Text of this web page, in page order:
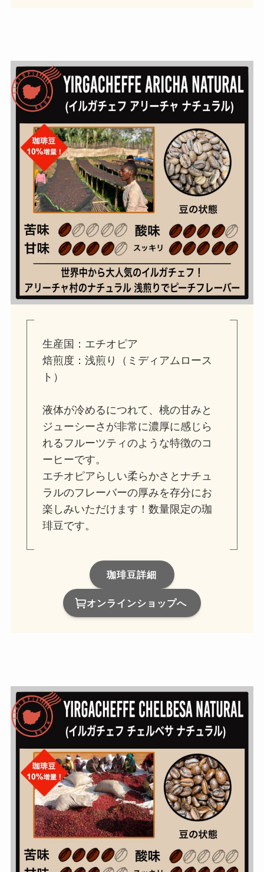
生産国：エチオピア
焙煎度：浅煎り（ミディアムロース
ト）
液体が冷めるにつれて、桃の甘みと
ジューシーさが非常に濃厚に感じら
れるフルーツティのような特徴のコ
ーヒーです。
エチオピアらしい柔らかさとナチュ
ラルのフレーバーの厚みを存分にお
楽しみいただけます！数量限定の珈
琲豆です。
珈琲豆詳細
オンラインショップへ